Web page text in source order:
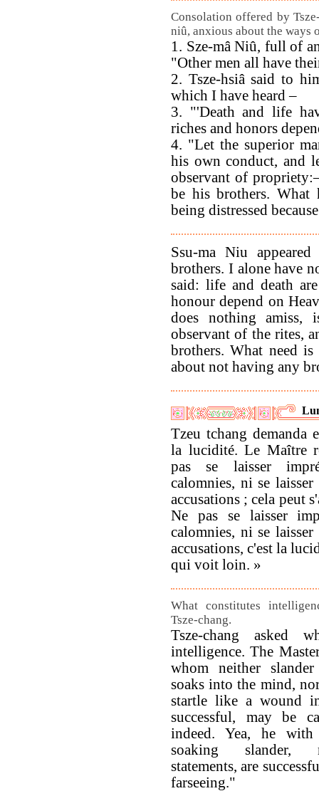
Consolation offered by
niû, anxious about the ways
1. Sze-mâ Niû, full of
"Other men all have
2. Tsze-hsiâ said to
which I have heard –
3. "'Death and life
riches and honors
4. "Let the superior
his own conduct, and
observant of
be his brothers.
being distressed
Ssu-ma Niu
brothers. I alone have
said: life and death
honour depend on
does nothing amiss,
observant of the rites,
brothers. What need
about not having any
Tzeu tchang demanda
la lucidité. Le Maître
pas se laisser
calomnies, ni se
accusations ; cela peut
Ne pas se laisser
calomnies, ni se
accusations, c'est la
qui voit loin. »
What constitutes
Tsze-chang.
Tsze-chang asked
intelligence. The
whom neither
soaks into the mind,
startle like a wound
successful, may be
indeed. Yea, he
soaking slander,
statements, are
farseeing."